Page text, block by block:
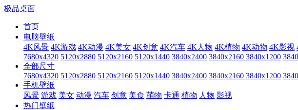
极品桌面
首页
电脑壁纸
4K风景 4K游戏 4K动漫 4K美女 4K创意 4K汽车 4K人物 4K植物 4K动物 4K影视
7680x4320 5120x2880 5120x2160 5120x1440 3840x2400 3840x2160 3840x1200
全部尺寸
7680x4320 5120x2880 5120x2160 5120x1440 3840x2400 3840x2160 3840x1200
手机壁纸
风景 游戏 美女 动漫 汽车 创意 美食 萌物 卡通 植物 人物 影视
热门壁纸